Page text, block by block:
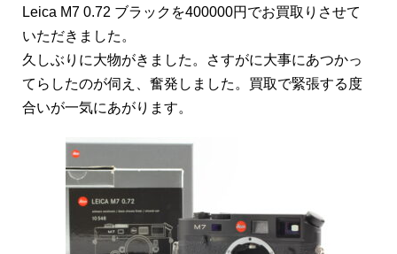
Leica M7 0.72 ブラックを400000円でお買取りさせて
いただきました。
久しぶりに大物がきました。さすがに大事にあつかっ
てらしたのが伺え、奮発しました。買取で緊張する度
合いが一気にあがります。